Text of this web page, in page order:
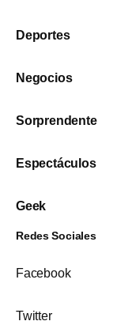
Deportes
Negocios
Sorprendente
Espectáculos
Geek
Redes Sociales
Facebook
Twitter